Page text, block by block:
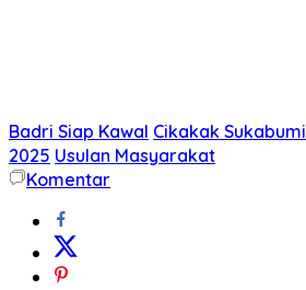
Badri Siap Kawal Cikakak Sukabumi
2025 Usulan Masyarakat
Komentar